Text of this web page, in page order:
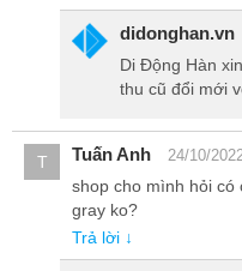
didonghan.vn
Di Động Hàn
thu cũ đổi mới
T Tuấn Anh 24/10/
shop cho mình hỏi có
gray ko?
Trả lời ↓